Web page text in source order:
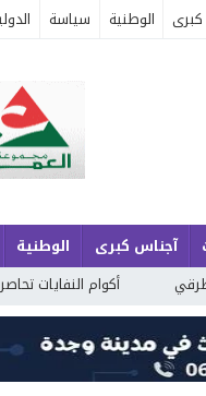
الوطنية سياسة
آجناس كبرى الوطنية
أكوام النفايات تحاصر